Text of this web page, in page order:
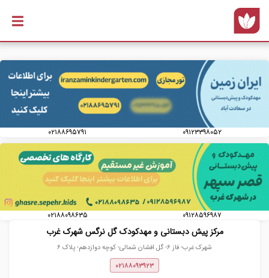
۰۹۱۲۳۳۹۸۰۵۲ ۰۲۱۸۸۶۹۵۷۹۱
۰۹۱۲۸۵۹۶۹۸۷ ۰۲۱۸۸۰۹۸۶۳۵
مرکز پیش دبستانی و مهدکودک گل نرگس شهرک غرب
شهرک غرب- فاز ۶- گل افشان شمالی- کوچه دوازدهم- پلاک ۶
۰۲۱۸۸۰۹۳۹۲۳